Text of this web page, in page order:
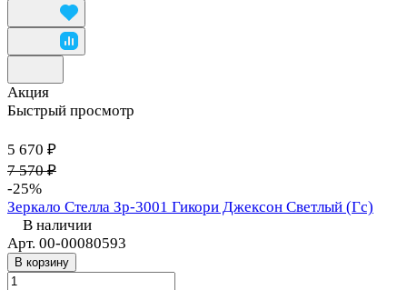
Акция
Быстрый просмотр
5 670 ₽
7 570 ₽
-25%
Зеркало Стелла Зр-3001 Гикори Джексон Светлый (Гс)
В наличии
Арт. 00-00080593
В корзину